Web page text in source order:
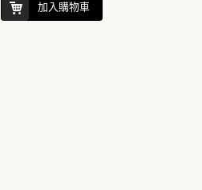
加入購物車